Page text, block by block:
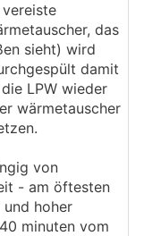
das
sieht) wird
damit
LPW wieder
wärmetauscher
von
- am öftesten
hoher
minuten vom